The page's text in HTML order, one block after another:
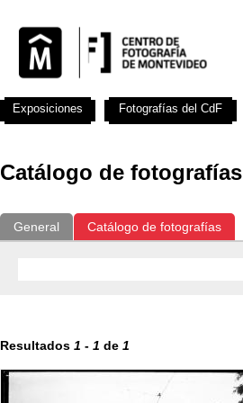
Catálogo de fotografías
General Catálogo de fotografías
Resultados 1 - 1 de 1
Exposiciones Fotografías del CdF